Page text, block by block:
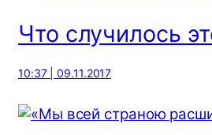
Что случилось
10:37 | 09.11.2017